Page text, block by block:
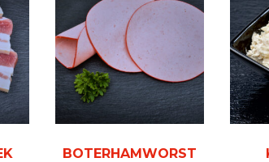
BOTERHAMWORST